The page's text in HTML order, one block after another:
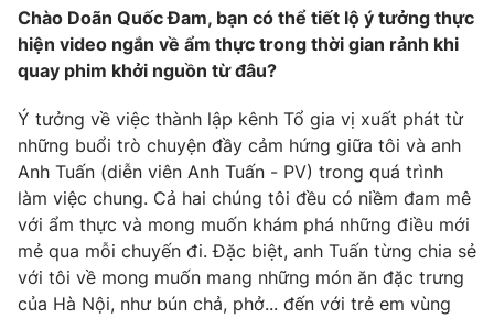
Chất lượng cuộc sống
Tuyển sinh
Học trực tuyến
Công nghệ
Hitech Công nghệ tương lai
Sản phẩm
Thị trường
Tư vấn
Lịch phát sóng
Chuyên mục khác
Emagazine Podcast
Chào Doãn Quốc Đam, bạn có thể tiết lộ ý tưởng thực
hiện video ngắn về ẩm thực trong thời gian rảnh khi
quay phim khởi nguồn từ đâu?
Ý tưởng về việc thành lập kênh Tổ gia vị xuất phát từ
những buổi trò chuyện đầy cảm hứng giữa tôi và anh
Anh Tuấn (diễn viên Anh Tuấn - PV) trong quá trình
làm việc chung. Cả hai chúng tôi đều có niềm đam mê
với ẩm thực và mong muốn khám phá những điều mới
mẻ qua mỗi chuyến đi. Đặc biệt, anh Tuấn từng chia sẻ
với tôi về mong muốn mang những món ăn đặc trưng
của Hà Nội, như bún chả, phở... đến với trẻ em vùng